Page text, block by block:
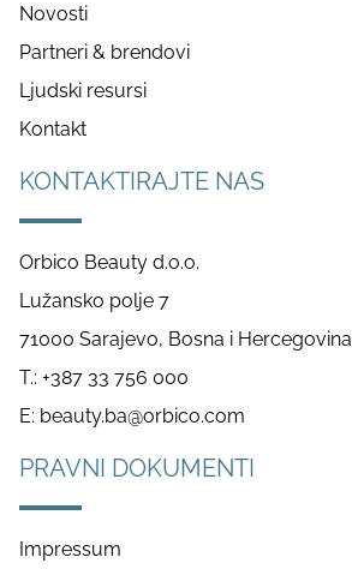
Novosti
Partneri & brendovi
Ljudski resursi
Kontakt
KONTAKTIRAJTE NAS
Orbico Beauty d.o.o.
Lužansko polje 7
71000 Sarajevo, Bosna i Hercegovina
T.: +387 33 756 000
E: beauty.ba@orbico.com
PRAVNI DOKUMENTI
Impressum